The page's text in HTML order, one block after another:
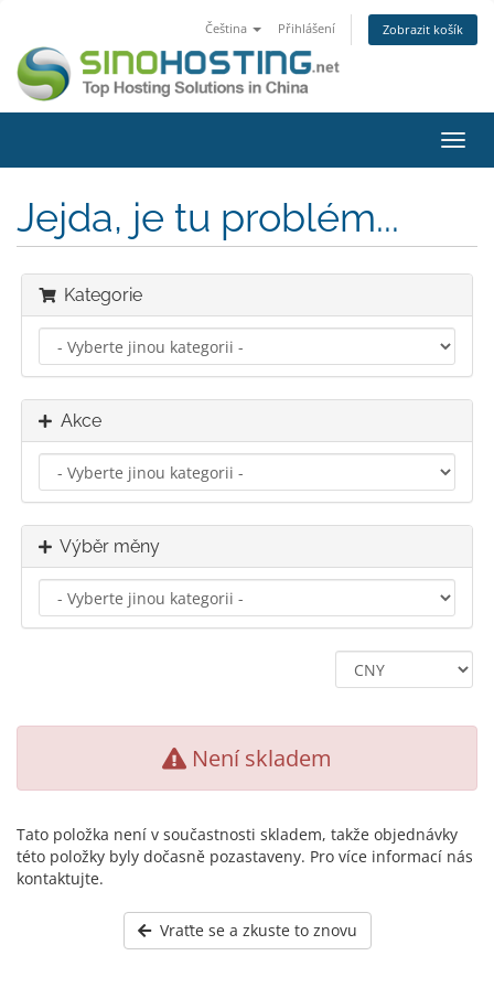
Čeština Přihlášení Zobrazit košík
Jejda, je tu problém...
Kategorie
Akce
Výběr měny
Není skladem
Tato položka není v součastnosti skladem, takže objednávky
této položky byly dočasně pozastaveny. Pro více informací nás
kontaktujte.
Vraťte se a zkuste to znovu